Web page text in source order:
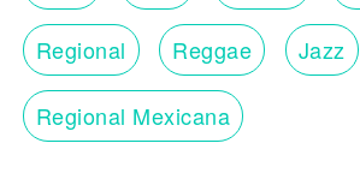
Regional Reggae Jazz
Regional Mexicana